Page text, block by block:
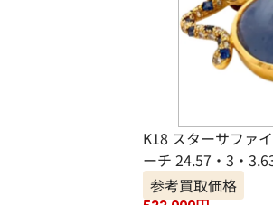
K18 スターサファ
ーチ 24.57・3・
参考買取価格